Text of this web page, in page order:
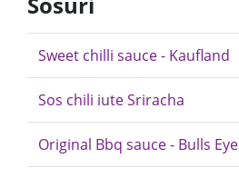
Sweet chilli sauce - Kaufland
Sos chili iute Sriracha
Original Bbq sauce - Bulls Eye